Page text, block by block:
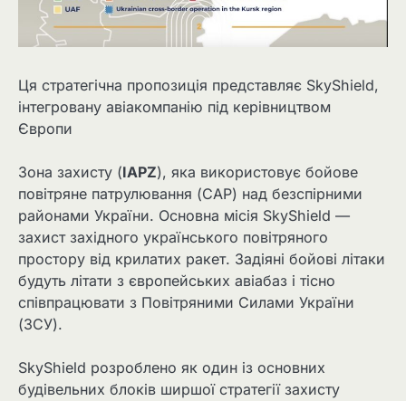
Ця стратегічна пропозиція представляє SkyShield,
інтегровану авіакомпанію під керівництвом
Європи
Зона захисту (IAPZ), яка використовує бойове
повітряне патрулювання (CAP) над безспірними
районами України. Основна місія SkyShield —
захист західного українського повітряного
простору від крилатих ракет. Задіяні бойові літаки
будуть літати з європейських авіабаз і тісно
співпрацювати з Повітряними Силами України
(ЗСУ).
SkyShield розроблено як один із основних
будівельних блоків ширшої стратегії захисту